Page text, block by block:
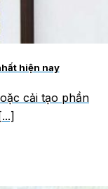
hiện nay
cải tạo phần